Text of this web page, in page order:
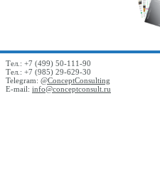
Тел.: +7 (499) 50-111-90
Тел.: +7 (985) 29-629-30
Telegram: @ConceptConsulting
E-mail: info@conceptconsult.ru